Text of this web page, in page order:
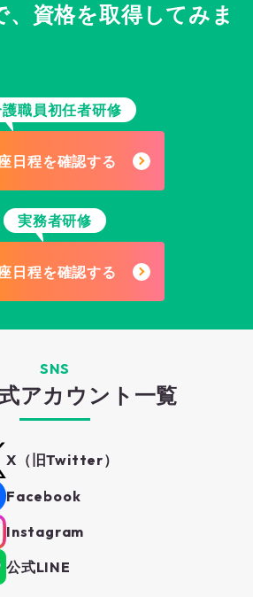
資格を取得してみま
職員初任者研修
日程を確認する
実務者研修
日程を確認する
SNS
アカウント一覧
公式LINE
Instagram
Facebook
X（旧Twitter）